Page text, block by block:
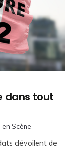
dans tout
Scène
dévoilent de